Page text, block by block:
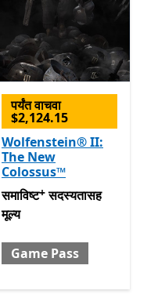
पर्यंत वाचवा
$2,124.15
Wolfenstein® II:
The New
Colossus™
समाविष्ट सदस्यतासह मूल्य
समाविष्ट+ सदस्यतासह
मूल्य
Game Pass